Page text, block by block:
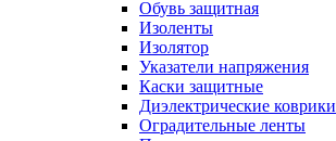
Обувь защитная
Изоленты
Изолятор
Указатели напряжения
Каски защитные
Диэлектрические коврики
Оградительные ленты